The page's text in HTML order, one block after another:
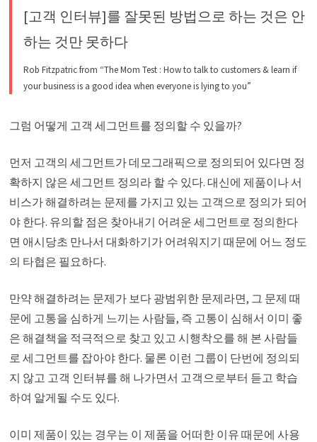
[고객 인터뷰]를 잘못된 방법으로 하는 것은 안
하는 것만 못하다
Rob Fitzpatric from “The Mom Test : How to talk to customers & learn if
your business is a good idea when everyone is lying to you”
그럼 어떻게 고객 세그먼트를 정의할 수 있을까?
먼저 고객의 세그먼트가 데모그래픽으로 정의되어 있다면 정
확하지 않은 세그먼트 정의라 할 수 있다. 대신에 제품이나 서
비스가 해결하려는 문제를 가지고 있는 고객으로 정의가 되어
야 한다. 유의할 점은 찾아내기 어려운 세그먼트로 정의한다
면 애시당초 만나서 대화하기가 어려워지기 때문에 어느 정도
의 타협은 필요하다.
만약 해결하려는 문제가 보다 광범위한 문제라면, 그 문제 때
문에 고통을 심하게 느끼는 사람들, 즉 고통이 심해서 이미 좋
은 해결책을 적극적으로 찾고 있고 시행착오를 해 본 사람들
로 세그먼트를 잡아야 한다. 물론 이런 그룹이 단번에 정의되
지 않고 고객 인터뷰를 해 나가면서 고객으로부터 듣고 학습
하여 알게될 수도 있다.
이미 제품이 있는 경우는 이 제품을 어떠한 이유 때문에 사용